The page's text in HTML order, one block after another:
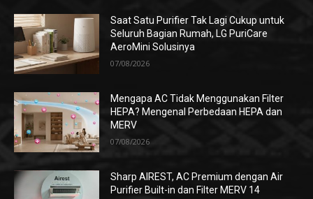
Saat Satu Purifier Tak Lagi Cukup untuk
Seluruh Bagian Rumah, LG PuriCare
AeroMini Solusinya
07/08/2026
Mengapa AC Tidak Menggunakan Filter
HEPA? Mengenal Perbedaan HEPA dan
MERV
07/08/2026
Sharp AIREST, AC Premium dengan Air
Purifier Built-in dan Filter MERV 14